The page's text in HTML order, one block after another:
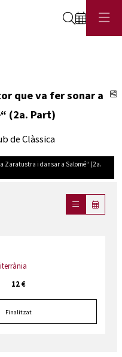
Cerca
que va fer sonar a
(2a. Part)
de Clàssica
Zaratustra i dansar a Salomé“ (2a.
12 €
Finalitzat